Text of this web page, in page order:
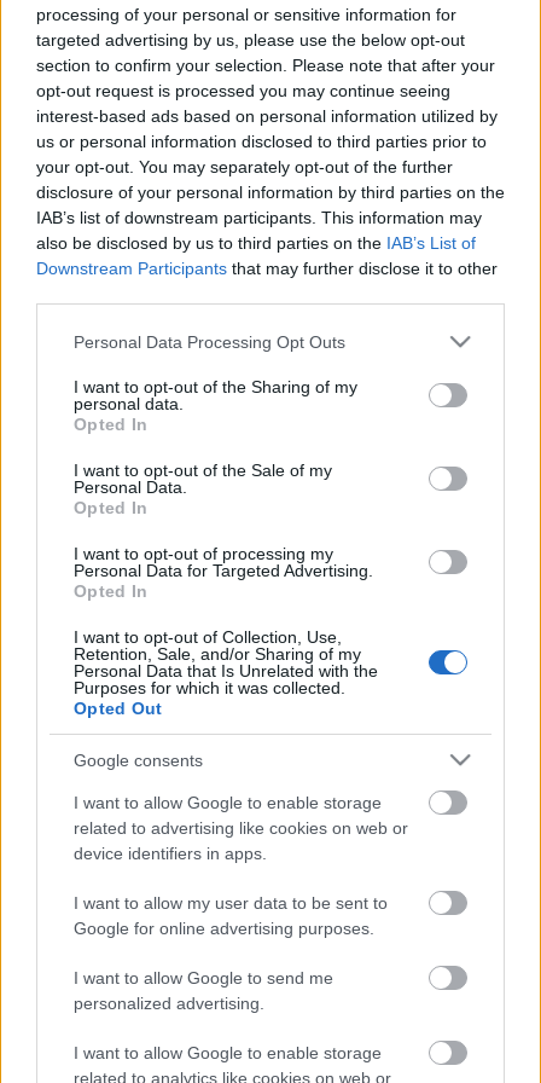
processing of your personal or sensitive information for
targeted advertising by us, please use the below opt-out
section to confirm your selection. Please note that after your
opt-out request is processed you may continue seeing
interest-based ads based on personal information utilized by
us or personal information disclosed to third parties prior to
your opt-out. You may separately opt-out of the further
disclosure of your personal information by third parties on the
IAB’s list of downstream participants. This information may
also be disclosed by us to third parties on the IAB’s List of
Downstream Participants that may further disclose it to other
Please note that this website/app uses one or more Google
not limited to your visit or usage behaviour. You may click to
grant or deny consent to Google and its third-party tags to
use your data for below specified purposes in below Google
consent section.
Personal Data Processing Opt Outs
I want to opt-out of the Sharing of my
personal data.
Opted In
I want to opt-out of the Sale of my
Personal Data.
Opted In
I want to opt-out of processing my
Personal Data for Targeted Advertising.
Opted In
I want to opt-out of Collection, Use,
Retention, Sale, and/or Sharing of my
Personal Data that Is Unrelated with the
Purposes for which it was collected.
Opted Out
Google consents
I want to allow Google to enable storage
related to advertising like cookies on web or
device identifiers in apps.
I want to allow my user data to be sent to
Google for online advertising purposes.
I want to allow Google to send me
personalized advertising.
I want to allow Google to enable storage
related to analytics like cookies on web or
La joven perla del Barça debutó con la Selección Española
en los primeros partidos de clasificación para Qatar 2022,
siendo titular en dos encuentros. Muchos managers han
pujado para hacerse con el canario en las últimas semanas
y del 29 de marzo al 4 de abril ha subido 870.000 euros su
valor, situándose en 9,6 millones, su precio más alto desde
que está activo en el juego.
4º. Nabil Fekir (Betis, centrocampista, 8.990.000,
subida últimos 7 días: +880.000)
El jugador más en forma del Betis (40 puntos en los últimos
un 109%, situándose cerca de los 9 millones. Desde
octubre del año pasado no tenía un valor tan alto. Si sigue
subiendo su cotización.
3º. Raúl García (Athletic, delantero, 9.790.000,
subida últimos 7 días: +920.000)
25 y acumula 14 puntos en los últimos cuatro partidos, cifras
bajas para un jugador de 8-9 millones de valor. Pese a ello,
esta semana hubo demanda para hacerse con sus servicios
y su valor subió 920.000 euros.
Jugadores rentables tras la jornada 29 (I)
Los partidos del viernes y sábado
de la jornada 29 nos dejaron
varios jugadores que pueden ser
rentables en las próximas
jornadas.
2º. Toni Kroos (Real Madrid, centrocampista,